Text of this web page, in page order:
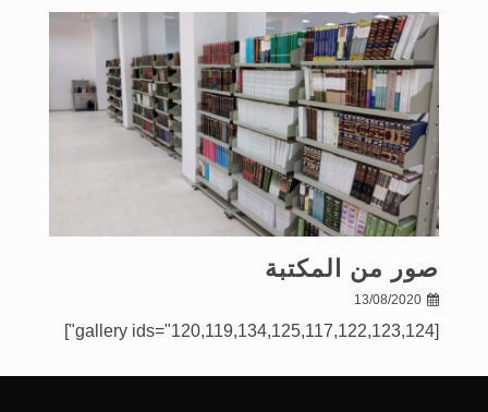
صور من المكتبة
13/08/2020
[gallery ids="120,119,134,125,117,122,123,124"]